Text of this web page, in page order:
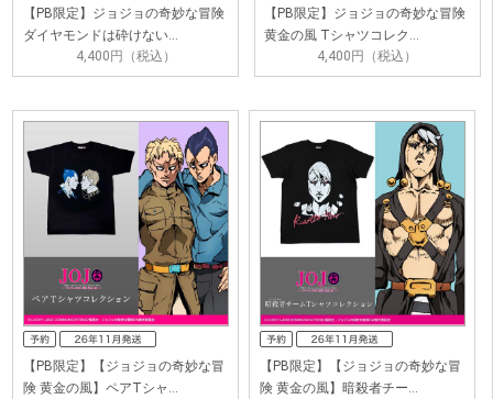
【PB限定】ジョジョの奇妙な冒険
ダイヤモンドは砕けない…
4,400円（税込）
【PB限定】ジョジョの奇妙な冒険
黄金の風 Tシャツコレク…
4,400円（税込）
【PB限定】【ジョジョの奇妙な冒
険 黄金の風】ペアTシャ…
【PB限定】【ジョジョの奇妙な冒
険 黄金の風】暗殺者チー…